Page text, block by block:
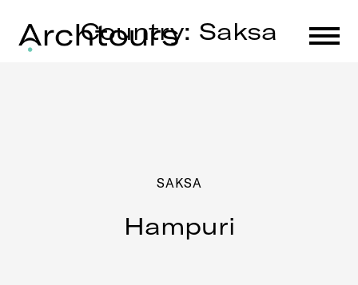
content
Country: Saksa
SAKSA
Hampuri